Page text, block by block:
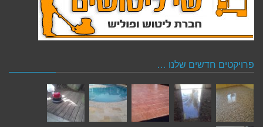
פרויקטים חדשים שלנו …